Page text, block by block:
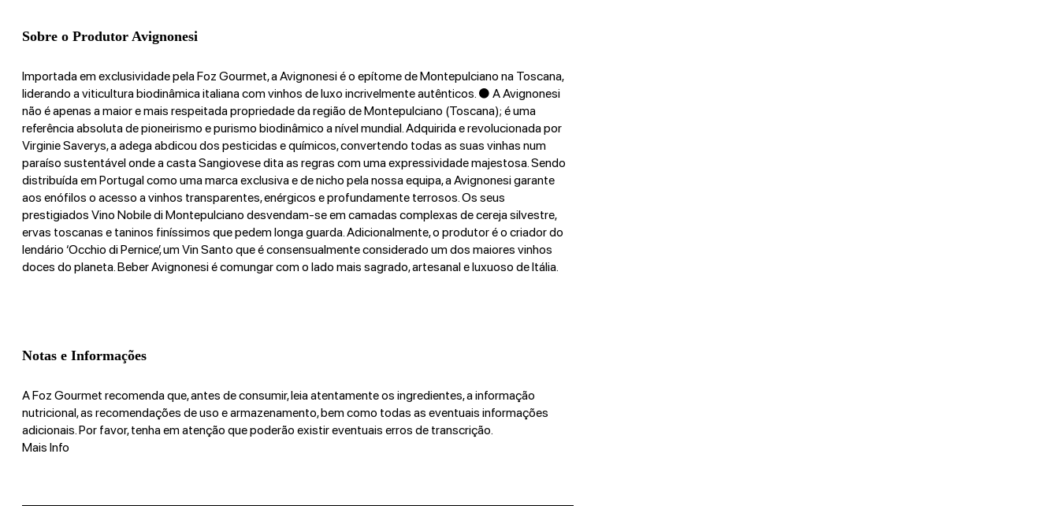
Sobre o Produtor Avignonesi
Importada em exclusividade pela Foz Gourmet, a Avignonesi é o epítome de Montepulciano na Toscana,
liderando a viticultura biodinâmica italiana com vinhos de luxo incrivelmente autênticos. ● A Avignonesi
não é apenas a maior e mais respeitada propriedade da região de Montepulciano (Toscana); é uma
referência absoluta de pioneirismo e purismo biodinâmico a nível mundial. Adquirida e revolucionada por
Virginie Saverys, a adega abdicou dos pesticidas e químicos, convertendo todas as suas vinhas num
paraíso sustentável onde a casta Sangiovese dita as regras com uma expressividade majestosa.Sendo
distribuída em Portugal como uma marca exclusiva e de nicho pela nossa equipa, a Avignonesi garante
aos enófilos o acesso a vinhos transparentes, enérgicos e profundamente terrosos. Os seus
prestigiados Vino Nobile di Montepulciano desvendam-se em camadas complexas de cereja silvestre,
ervas toscanas e taninos finíssimos que pedem longa guarda. Adicionalmente, o produtor é o criador do
lendário ‘Occhio di Pernice’, um Vin Santo que é consensualmente considerado um dos maiores vinhos
doces do planeta. Beber Avignonesi é comungar com o lado mais sagrado, artesanal e luxuoso de Itália.
Notas e Informações
A Foz Gourmet recomenda que, antes de consumir, leia atentamente os ingredientes, a informação
nutricional, as recomendações de uso e armazenamento, bem como todas as eventuais informações
adicionais. Por favor, tenha em atenção que poderão existir eventuais erros de transcrição.
Mais Info